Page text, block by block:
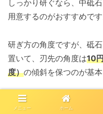
しっかり研ぐなら、中砥
用意するのがおすすめです
研ぎ方の角度ですが、砥
置いて、刃先の角度は10
度）の傾斜を保つのが基本
この角度を保ったまま、
メニュー ホーム